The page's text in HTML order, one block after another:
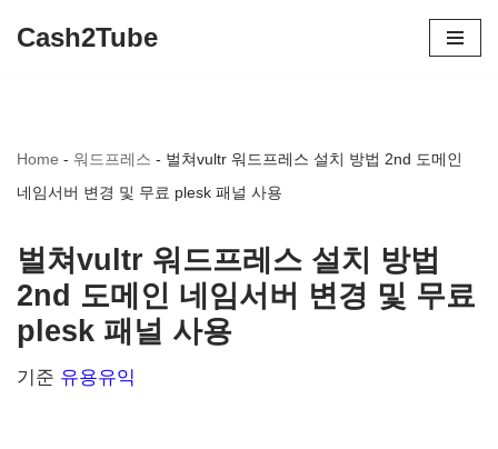
로
건
뛰
기
Cash2Tube
Home - 워드프레스 - 벌쳐vultr 워드프레스 설치 방법 2nd 도메인
네임서버 변경 및 무료 plesk 패널 사용
벌쳐vultr 워드프레스 설치 방법
2nd 도메인 네임서버 변경 및 무료
plesk 패널 사용
기준 유용유익